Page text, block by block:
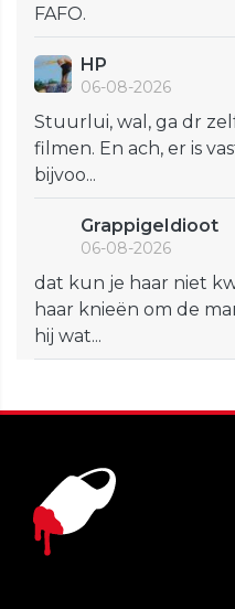
FAFO.
HP
06-08-2026
Stuurlui, wal, ga dr
filmen. En ach, er is
bijvoo...
GrappigeIdioot
06-08-2026
dat kun je haar niet
haar knieën om de
hij wat...